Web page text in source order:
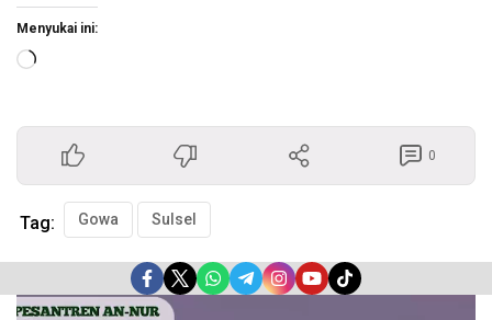
Menyukai ini:
Memuat...
0
Tag: Gowa Sulsel
Pemutar